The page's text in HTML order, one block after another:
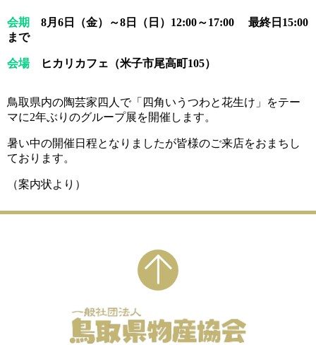
会期
8月6日（金）～8日（日）12:00～17:00 最終日15:00
まで
会場ヒカリカフェ（米子市尾高町105）
鳥取県内の陶芸家四人で「四角いうつわと花生け」をテー
マに2年ぶりのグループ展を開催します。
暑い中の開催日程となりましたが皆様のご来店をおまちし
ております。
（案内状より）